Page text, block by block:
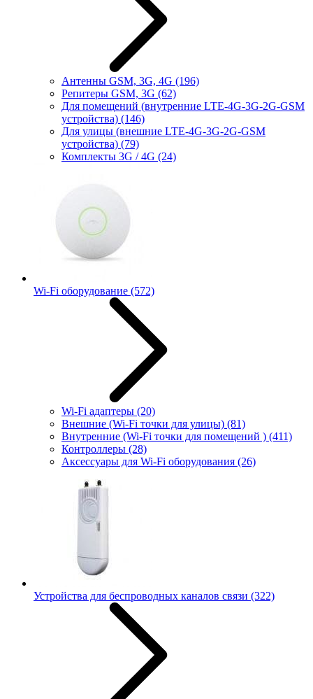
Антенны GSM, 3G, 4G (196)
Репитеры GSM, 3G (62)
Для помещений (внутренние LTE-4G-3G-2G-GSM
устройства) (146)
Для улицы (внешние LTE-4G-3G-2G-GSM
устройства) (79)
Комплекты 3G / 4G (24)
Wi-Fi оборудование (572)
Wi-Fi адаптеры (20)
Внешние (Wi-Fi точки для улицы) (81)
Внутренние (Wi-Fi точки для помещений ) (411)
Контроллеры (28)
Аксессуары для Wi-Fi оборудования (26)
Устройства для беспроводных каналов связи (322)